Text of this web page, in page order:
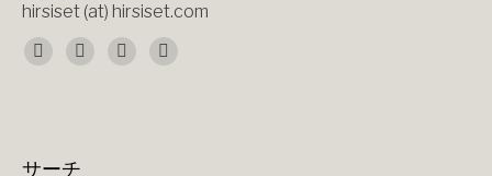
hirsiset (at) hirsiset.com
Find us on:
Facebook
X
YouTubeInstagram
サーチ